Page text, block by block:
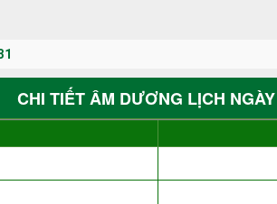
CHI TIẾT ÂM DƯƠNG LỊCH NGÀY